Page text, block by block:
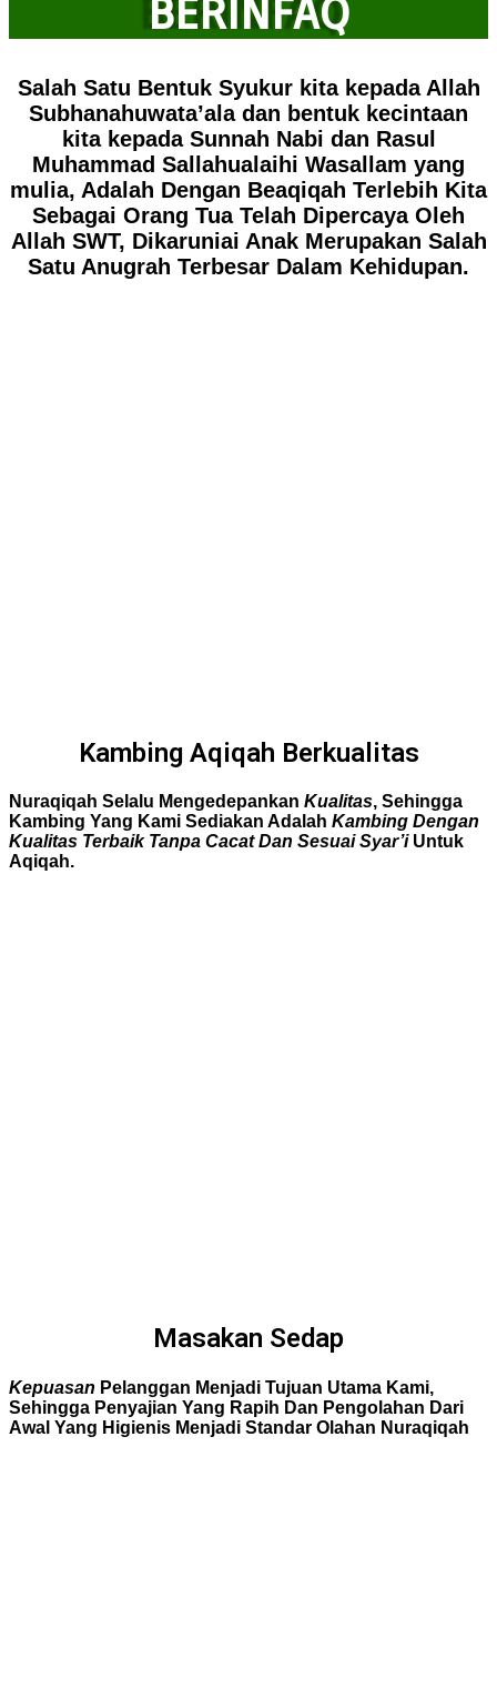
BERINFAQ
Salah Satu Bentuk Syukur kita kepada Allah
Subhanahuwata’ala dan bentuk kecintaan
kita kepada Sunnah Nabi dan Rasul
Muhammad Sallahualaihi Wasallam yang
mulia, Adalah Dengan Beaqiqah Terlebih Kita
Sebagai Orang Tua Telah Dipercaya Oleh
Allah SWT, Dikaruniai Anak Merupakan Salah
Satu Anugrah Terbesar Dalam Kehidupan.
Kambing Aqiqah Berkualitas
Nuraqiqah Selalu Mengedepankan Kualitas, Sehingga
Kambing Yang Kami Sediakan Adalah Kambing Dengan
Kualitas Terbaik Tanpa Cacat Dan Sesuai Syar’i Untuk
Aqiqah.
Masakan Sedap
Kepuasan Pelanggan Menjadi Tujuan Utama Kami,
Sehingga Penyajian Yang Rapih Dan Pengolahan Dari
Awal Yang Higienis Menjadi Standar Olahan Nuraqiqah